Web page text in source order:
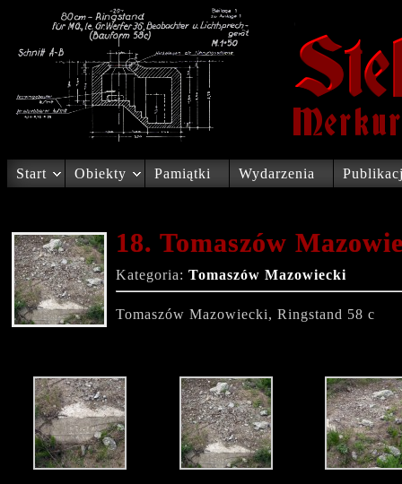
Start Obiekty Pamiątki Wydarzenia
18. Tomaszów
Kategoria: Tomaszów Mazowiecki
Tomaszów Mazowiecki, Ringstand 58 c